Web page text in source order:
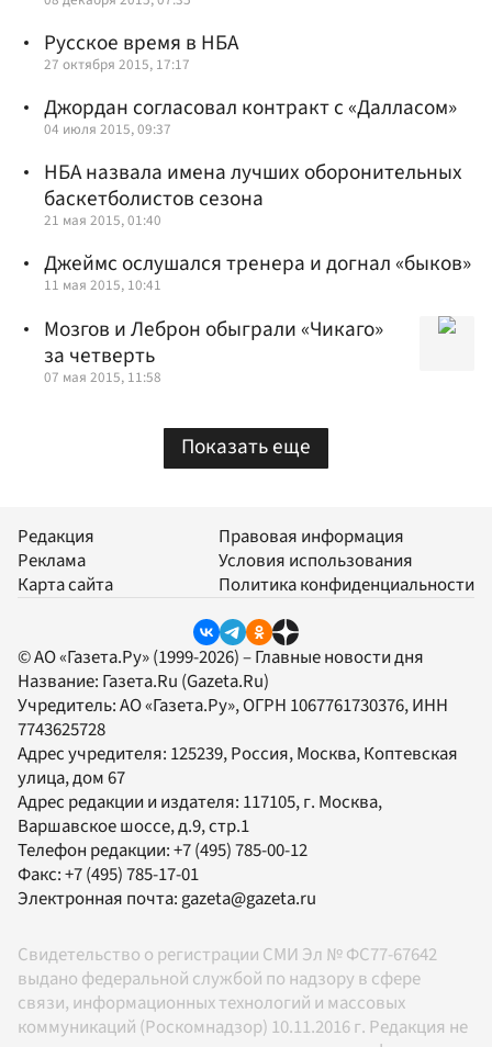
Русское время в НБА
27 октября 2015, 17:17
Джордан согласовал контракт с «Далласом»
04 июля 2015, 09:37
НБА назвала имена лучших оборонительных
баскетболистов сезона
21 мая 2015, 01:40
Джеймс ослушался тренера и догнал «быков»
11 мая 2015, 10:41
Мозгов и Леброн обыграли «Чикаго»
за четверть
07 мая 2015, 11:58
Показать еще
Редакция
Реклама
Карта сайта
Правовая информация
Условия использования
Политика конфиденциальности
© АО «Газета.Ру» (1999-2026) – Главные новости дня
Название: Газета.Ru (Gazeta.Ru)
Учредитель:АО «Газета.Ру», ОГРН 1067761730376, ИНН
7743625728
Адрес учредителя: 125239, Россия, Москва, Коптевская
улица, дом 67
Адрес редакции и издателя: 117105, г. Москва,
Варшавское шоссе, д.9, стр.1
Телефон редакции:+7 (495) 785-00-12
Факс:+7 (495) 785-17-01
Электронная почта:gazeta@gazeta.ru
Свидетельство о регистрации СМИ Эл № ФС77-67642
выдано федеральной службой по надзору в сфере
связи, информационных технологий и массовых
коммуникаций (Роскомнадзор) 10.11.2016 г. Редакция не